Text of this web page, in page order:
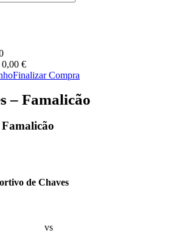
0,00 €
Finalizar Compra
– Famalicão
de Chaves
vs